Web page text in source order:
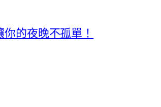
的夜晚不孤單！